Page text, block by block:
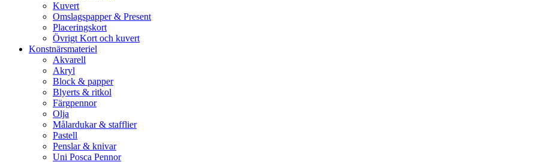
Kuvert
Omslagspapper & Present
Placeringskort
Övrigt Kort och kuvert
Konstnärsmateriel
Akvarell
Akryl
Block & papper
Blyerts & ritkol
Färgpennor
Olja
Målardukar & stafflier
Pastell
Penslar & knivar
Uni Posca Pennor